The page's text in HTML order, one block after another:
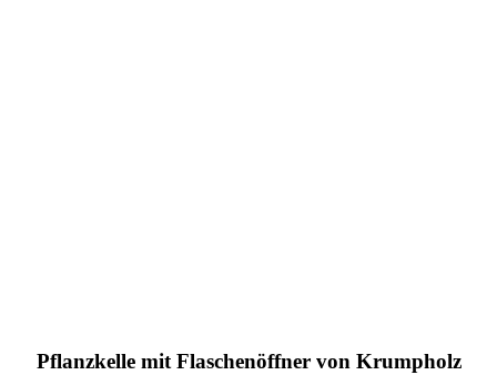
Pflanzkelle mit Flaschenöffner von Krumpholz